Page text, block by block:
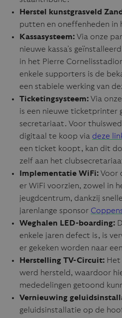
Herstel kunstgrasveld
putten en oneffenheden in
Kassasysteem: Via onze
nieuwe kassa’s
in het Pierre
enkele supporters is de
een stabiele werking van
Ticketingsysteem: Via
is een nieuwe ticketprinter
secretariaat. Voor
digitaal te koop via deze
een ticket koopt, kan dit
zelf aan het
Implementatie WiFi: Voor
er WiFi voorzien, zowel in
jeugdcentrum, dankzij
jarenlange sponsor
Weghalen LED-boarding:
enkele jaren defect is, is
er gekeken worden naar
Herstelling TV-Circuit: Het
werd hersteld, waardoor
mededelingen getoond
Vernieuwing
geluidsinstallatie op de